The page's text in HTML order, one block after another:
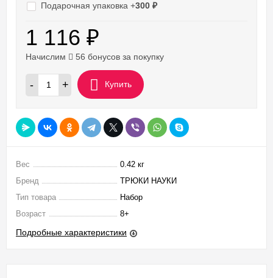
Подарочная упаковка +300 ₽
1 116 ₽
Начислим 56 бонусов за покупку
- + Купить
Вес
0.42 кг
Бренд
ТРЮКИ НАУКИ
Тип товара
Набор
Возраст
8+
Подробные характеристики